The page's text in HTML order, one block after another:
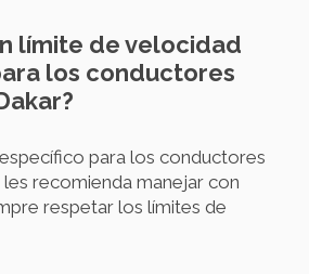
límite de velocidad
los conductores
para los conductores
recomienda manejar con
respetar los límites de